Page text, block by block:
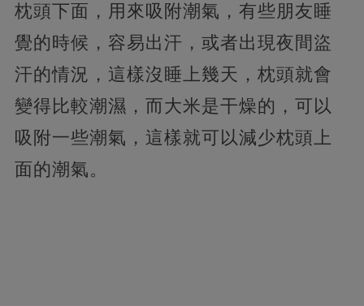
枕頭下面，用來吸附潮氣，有些朋友睡
覺的時候，容易出汗，或者出現夜間盜
汗的情況，這樣沒睡上幾天，枕頭就會
變得比較潮濕，而大米是干燥的， 可以
吸附一些潮氣，這樣就可以減少枕頭上
面的潮氣。